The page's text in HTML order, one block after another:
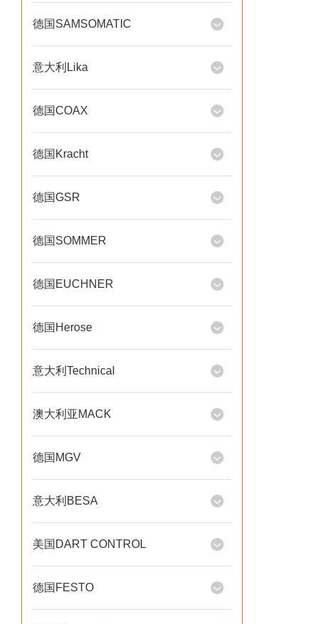
德国SAMSOMATIC
意大利Lika
德国COAX
德国Kracht
德国GSR
德国SOMMER
德国EUCHNER
德国Herose
意大利Technical
澳大利亚MACK
德国MGV
意大利BESA
美国DART CONTROL
德国FESTO